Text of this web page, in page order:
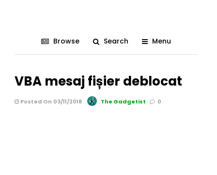
Browse Search Menu
VBA mesaj fișier deblocat
Posted On 03/11/2018 The Gadgetist 0